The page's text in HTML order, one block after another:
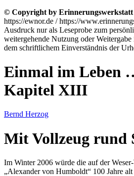
© Copyright by Erinnerungswerkstatt
https://ewnor.de / https://
Ausdruck nur als Leseprobe zum
weitergehende Nutzung oder
dem schriftlichem Einverständnis der
Einmal im Leben
Kapitel XIII
Bernd Herzog
Mit Vollzeug rund
Im Winter 2006 würde die auf der
Alexander von Humboldt
100 Jahre